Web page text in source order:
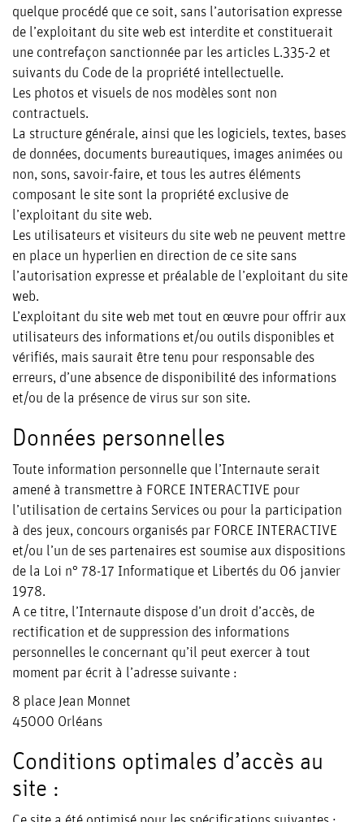
quelque procédé que ce soit, sans l’autorisation expresse
de l’exploitant du site web est interdite et constituerait
une contrefaçon sanctionnée par les articles L.335-2 et
suivants du Code de la propriété intellectuelle.
Les photos et visuels de nos modèles sont non
contractuels.
La structure générale, ainsi que les logiciels, textes, bases
de données, documents bureautiques, images animées ou
non, sons, savoir-faire, et tous les autres éléments
composant le site sont la propriété exclusive de
l’exploitant du site web.
Les utilisateurs et visiteurs du site web ne peuvent mettre
en place un hyperlien en direction de ce site sans
l’autorisation expresse et préalable de l’exploitant du site
web.
L’exploitant du site web met tout en œuvre pour offrir aux
utilisateurs des informations et/ou outils disponibles et
vérifiés, mais saurait être tenu pour responsable des
erreurs, d’une absence de disponibilité des informations
et/ou de la présence de virus sur son site.
Données personnelles
Toute information personnelle que l’Internaute serait
amené à transmettre à FORCE INTERACTIVE pour
l’utilisation de certains Services ou pour la participation
à des jeux, concours organisés par FORCE INTERACTIVE
et/ou l’un de ses partenaires est soumise aux dispositions
de la Loi n° 78-17 Informatique et Libertés du 06 janvier
1978.
A ce titre, l’Internaute dispose d’un droit d’accès, de
rectification et de suppression des informations
personnelles le concernant qu’il peut exercer à tout
moment par écrit à l’adresse suivante :
8 place Jean Monnet
45000 Orléans
Conditions optimales d’accès au
site :